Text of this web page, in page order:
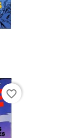
favorite_border